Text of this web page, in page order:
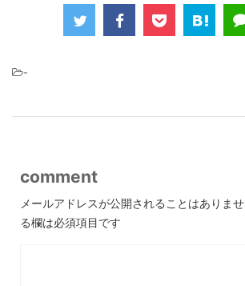
-
comment
メールアドレスが公開されることはありませ
る欄は必須項目です